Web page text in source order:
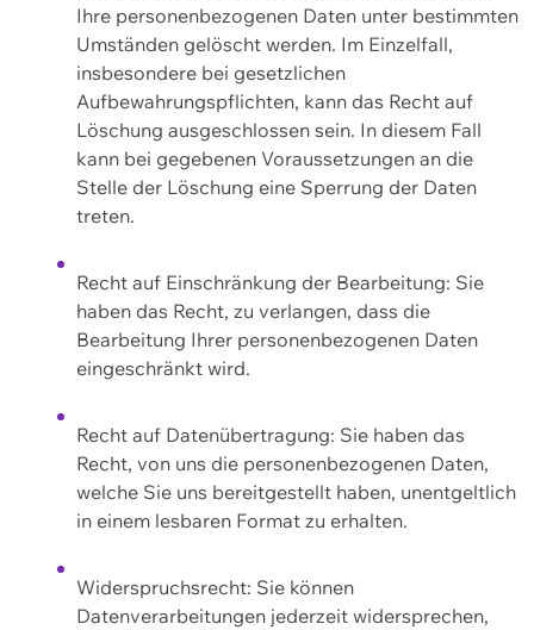
Ihre personenbezogenen Daten unter bestimmten
Umständen gelöscht werden. Im Einzelfall,
insbesondere bei gesetzlichen
Aufbewahrungspflichten, kann das Recht auf
Löschung ausgeschlossen sein. In diesem Fall
kann bei gegebenen Voraussetzungen an die
Stelle der Löschung eine Sperrung der Daten
treten.
Recht auf Einschränkung der Bearbeitung: Sie
haben das Recht, zu verlangen, dass die
Bearbeitung Ihrer personenbezogenen Daten
eingeschränkt wird.
Recht auf Datenübertragung: Sie haben das
Recht, von uns die personenbezogenen Daten,
welche Sie uns bereitgestellt haben, unentgeltlich
in einem lesbaren Format zu erhalten.
Widerspruchsrecht: Sie können
Datenverarbeitungen jederzeit widersprechen,